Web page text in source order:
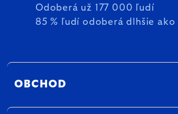
Odoberá už 177 000 ľudí
85 % ľudí odoberá dlhšie ako
OBCHOD